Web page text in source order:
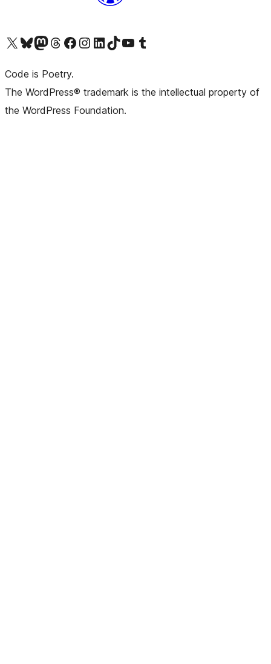
Visita il nostro account X (ex Twitter)
Visita il nostro account Bluesky
Visita il nostro account Mastodon
Visita il nostro account Threads
Visita la nostra pagina Facebook
Visita il nostro account Instagram
Visita il nostro account LinkedIn
Visita il nostro account TikTok
Visita il nostro canale YouTube
Visita il nostro account Tumblr
Code is Poetry.
The WordPress® trademark is the intellectual property of
the WordPress Foundation.